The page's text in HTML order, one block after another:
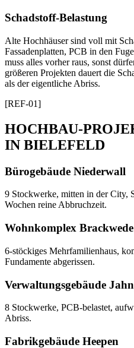
Schadstoff-Belastung
Alte Hochhäuser sind voll mit
Fassadenplatten, PCB in den
muss alles vorher raus, sonst
größeren Projekten dauert die
als der eigentliche Abriss.
[REF-01]
HOCHBAU-
IN BIELEFELD
Bürogebäude Niederwall
9 Stockwerke, mitten in der City,
Wochen reine Abbruchzeit.
Wohnkomplex Brackwede
6-stöckiges Mehrfamilienhaus,
Fundamente abgerissen.
Verwaltungsgebäude
8 Stockwerke, PCB-belastet,
Abriss.
Fabrikgebäude Heepen